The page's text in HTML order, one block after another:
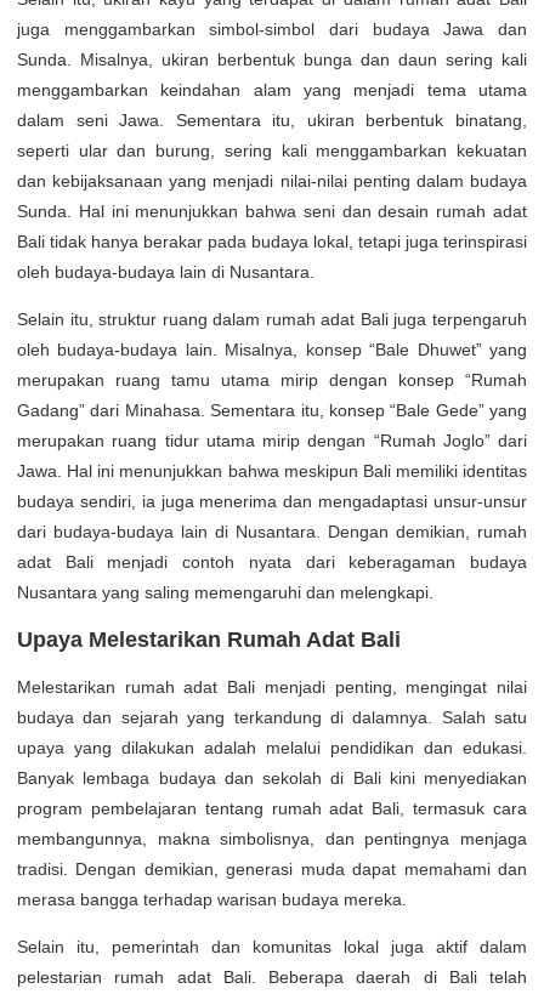
juga menggambarkan simbol-simbol dari budaya Jawa dan
Sunda. Misalnya, ukiran berbentuk bunga dan daun sering kali
menggambarkan keindahan alam yang menjadi tema utama
dalam seni Jawa. Sementara itu, ukiran berbentuk binatang,
seperti ular dan burung, sering kali menggambarkan kekuatan
dan kebijaksanaan yang menjadi nilai-nilai penting dalam budaya
Sunda. Hal ini menunjukkan bahwa seni dan desain rumah adat
Bali tidak hanya berakar pada budaya lokal, tetapi juga terinspirasi
oleh budaya-budaya lain di Nusantara.
Selain itu, struktur ruang dalam rumah adat Bali juga terpengaruh
oleh budaya-budaya lain. Misalnya, konsep “Bale Dhuwet” yang
merupakan ruang tamu utama mirip dengan konsep “Rumah
Gadang” dari Minahasa. Sementara itu, konsep “Bale Gede” yang
merupakan ruang tidur utama mirip dengan “Rumah Joglo” dari
Jawa. Hal ini menunjukkan bahwa meskipun Bali memiliki identitas
budaya sendiri, ia juga menerima dan mengadaptasi unsur-unsur
dari budaya-budaya lain di Nusantara. Dengan demikian, rumah
adat Bali menjadi contoh nyata dari keberagaman budaya
Nusantara yang saling memengaruhi dan melengkapi.
Upaya Melestarikan Rumah Adat Bali
Melestarikan rumah adat Bali menjadi penting, mengingat nilai
budaya dan sejarah yang terkandung di dalamnya. Salah satu
upaya yang dilakukan adalah melalui pendidikan dan edukasi.
Banyak lembaga budaya dan sekolah di Bali kini menyediakan
program pembelajaran tentang rumah adat Bali, termasuk cara
membangunnya, makna simbolisnya, dan pentingnya menjaga
tradisi. Dengan demikian, generasi muda dapat memahami dan
merasa bangga terhadap warisan budaya mereka.
Selain itu, pemerintah dan komunitas lokal juga aktif dalam
pelestarian rumah adat Bali. Beberapa daerah di Bali telah